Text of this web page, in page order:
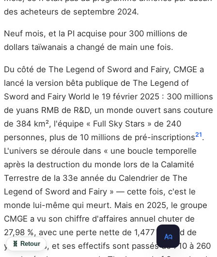
des acheteurs de septembre 2024.
Neuf mois, et la PI acquise pour 300 millions de
dollars taïwanais a changé de main une fois.
Du côté de The Legend of Sword and Fairy, CMGE a
lancé la version bêta publique de The Legend of
Sword and Fairy World le 19 février 2025 : 300 millions
de yuans RMB de R&D, un monde ouvert sans couture
de 384 km², l'équipe « Full Sky Stars » de 240
personnes, plus de 10 millions de pré-inscriptions21.
L'univers se déroule dans « une boucle temporelle
après la destruction du monde lors de la Calamité
Terrestre de la 33e année du Calendrier de The
Legend of Sword and Fairy » — cette fois, c'est le
monde lui-même qui meurt. Mais en 2025, le groupe
CMGE a vu son chiffre d'affaires annuel chuter de
27,98 %, avec une perte nette de 1,477 milliard de
yuans RMB, et ses effectifs sont passés de 710 à 260
🧬 Retour